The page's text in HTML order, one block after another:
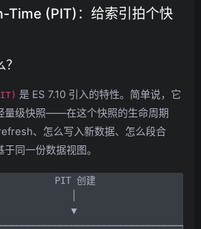
Time (PIT)：给索引拍个快
是 ES 7.10 引入的特性。简单说，它
量级快照——在这个快照的生命周期
、怎么写入新数据、怎么段合
同一份数据视图。
PIT 创建
▼